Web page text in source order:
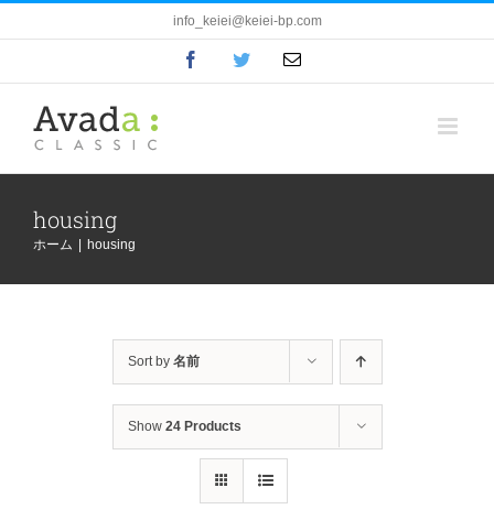
to
info_keiei@keiei-bp.com
FacebookTwitter電
housing
ホーム | housing
Sort by 名前
Show 24 Products